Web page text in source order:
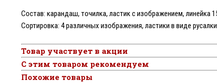
Состав: карандаш, точилка, ластик с изображением, линейка
Сортировка: 4 различных изображения, ластики в виде
Товар участвует в акции
С этим товаром рекомендуем
Похожие товары